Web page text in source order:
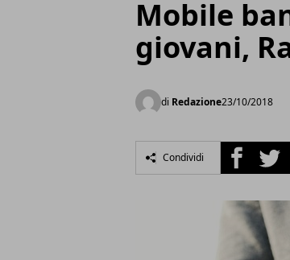
Mobile
giovani,
di Redazione23/10/2018
Condividi Facebook